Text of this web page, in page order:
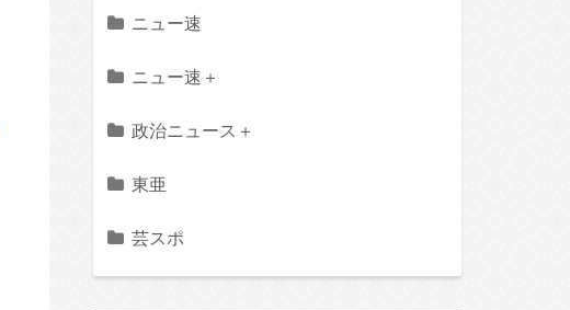
ニュー速
ニュー速＋
政治ニュース＋
東亜
芸スポ